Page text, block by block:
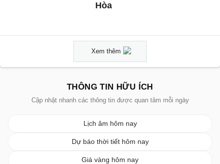
Hòa
Xem thêm
THÔNG TIN HỮU ÍCH
Cập nhật nhanh các thông tin được quan tâm mỗi ngày
Lịch âm hôm nay
Dự báo thời tiết hôm nay
Giá vàng hôm nay